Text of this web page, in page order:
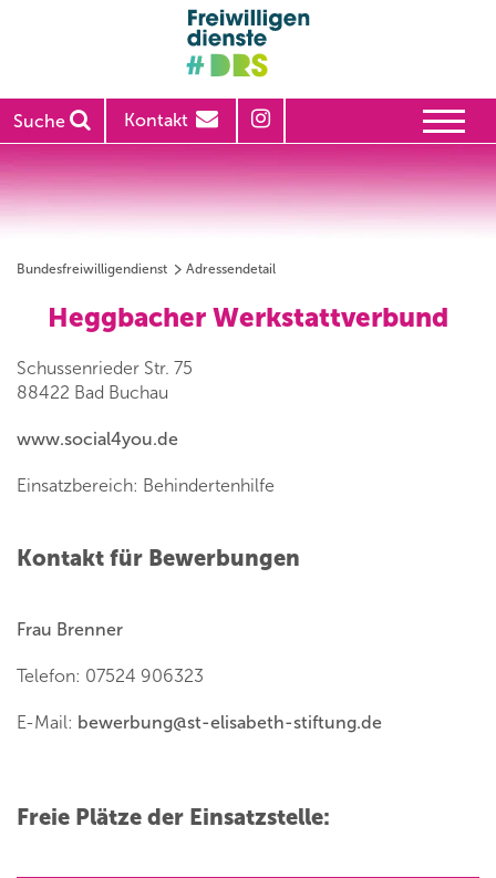
Suche Kontakt
Bundesfreiwilligendienst Adressendetail
Heggbacher Werkstattverbund
Schussenrieder Str. 75
88422 Bad Buchau
www.social4you.de
Einsatzbereich: Behindertenhilfe
Kontakt für Bewerbungen
Frau Brenner
Telefon: 07524 906323
E-Mail: bewerbung@st-elisabeth-stiftung.de
Freie Plätze der Einsatzstelle: